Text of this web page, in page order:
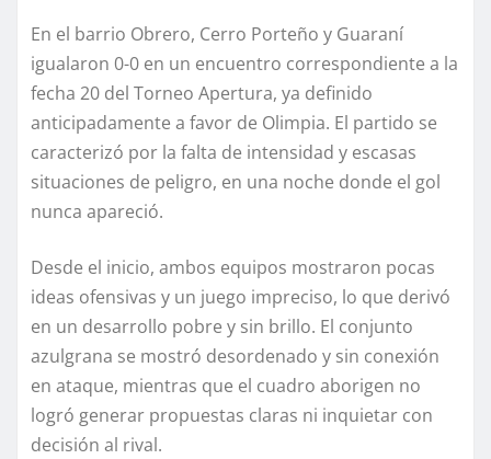
En el barrio Obrero, Cerro Porteño y Guaraní
igualaron 0-0 en un encuentro correspondiente a la
fecha 20 del Torneo Apertura, ya definido
anticipadamente a favor de Olimpia. El partido se
caracterizó por la falta de intensidad y escasas
situaciones de peligro, en una noche donde el gol
nunca apareció.
Desde el inicio, ambos equipos mostraron pocas
ideas ofensivas y un juego impreciso, lo que derivó
en un desarrollo pobre y sin brillo. El conjunto
azulgrana se mostró desordenado y sin conexión
en ataque, mientras que el cuadro aborigen no
logró generar propuestas claras ni inquietar con
decisión al rival.